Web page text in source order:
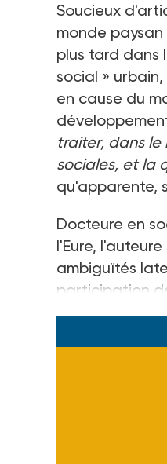
Soucieux
monde
plus tard dans
social »
en cause du
traiter, dans
sociales, et la
qu'apparente,
Docteure en
l'Eure,
ambiguïtés
participation